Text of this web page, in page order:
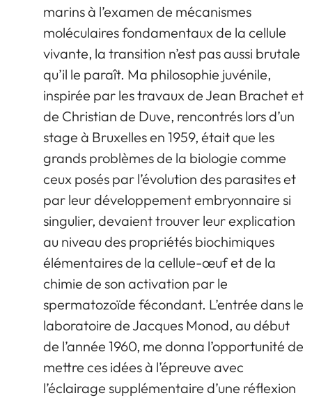
marins à l’examen de mécanismes
moléculaires fondamentaux de la cellule
vivante, la transition n’est pas aussi brutale
qu’il le paraît. Ma philosophie juvénile,
inspirée par les travaux de Jean Brachet et
de Christian de Duve, rencontrés lors d’un
stage à Bruxelles en 1959, était que les
grands problèmes de la biologie comme
ceux posés par l’évolution des parasites et
par leur développement embryonnaire si
singulier, devaient trouver leur explication
au niveau des propriétés biochimiques
élémentaires de la cellule-œuf et de la
chimie de son activation par le
spermatozoïde fécondant. L’entrée dans le
laboratoire de Jacques Monod, au début
de l’année 1960, me donna l’opportunité de
mettre ces idées à l’épreuve avec
l’éclairage supplémentaire d’une réflexion